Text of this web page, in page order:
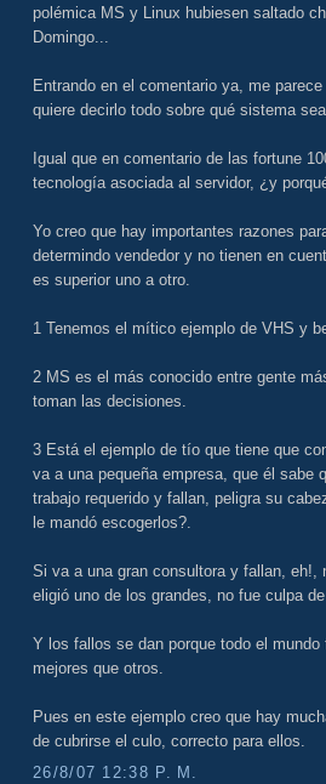
polémica MS y Linux hubiesen saltado
Domingo...
Entrando en el comentario ya, me
quiere decirlo todo sobre qué sistema
Igual que en comentario de las fortune
tecnología asociada al servidor, ¿y
Yo creo que hay importantes razones
determindo vendedor y no tienen en
es superior uno a otro.
1 Tenemos el mítico ejemplo de VHS y
2 MS es el más conocido entre gente
toman las decisiones.
3 Está el ejemplo de tío que tiene que
va a una pequeña empresa, que él sabe
trabajo requerido y fallan, peligra su
le mandó escogerlos?.
Si va a una gran consultora y fallan,
eligió uno de los grandes, no fue culpa
Y los fallos se dan porque todo el
mejores que otros.
Pues en este ejemplo creo que hay
de cubrirse el culo, correcto para ellos.
26/8/07 12:38 P. M.